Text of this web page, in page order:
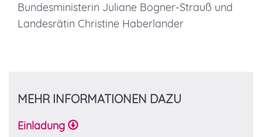
Bundesministerin Juliane Bogner-Strauß und
Landesrätin Christine Haberlander
MEHR INFORMATIONEN DAZU
Einladung